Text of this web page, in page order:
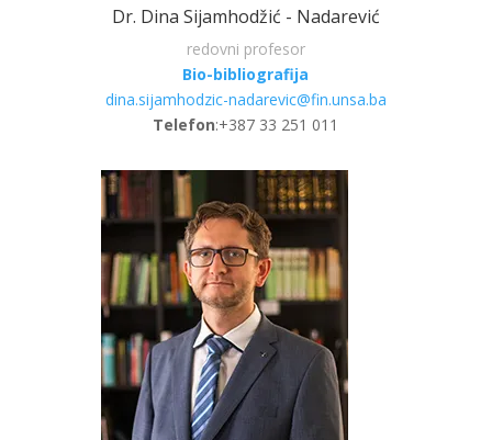
Dr. Dina Sijamhodžić - Nadarević
redovni profesor
Bio-bibliografija
dina.sijamhodzic-nadarevic@fin.unsa.ba
Telefon:+387 33 251 011